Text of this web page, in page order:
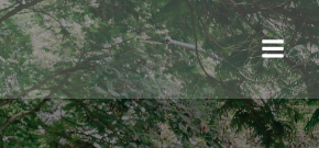
Pular
para
o
conteúdo